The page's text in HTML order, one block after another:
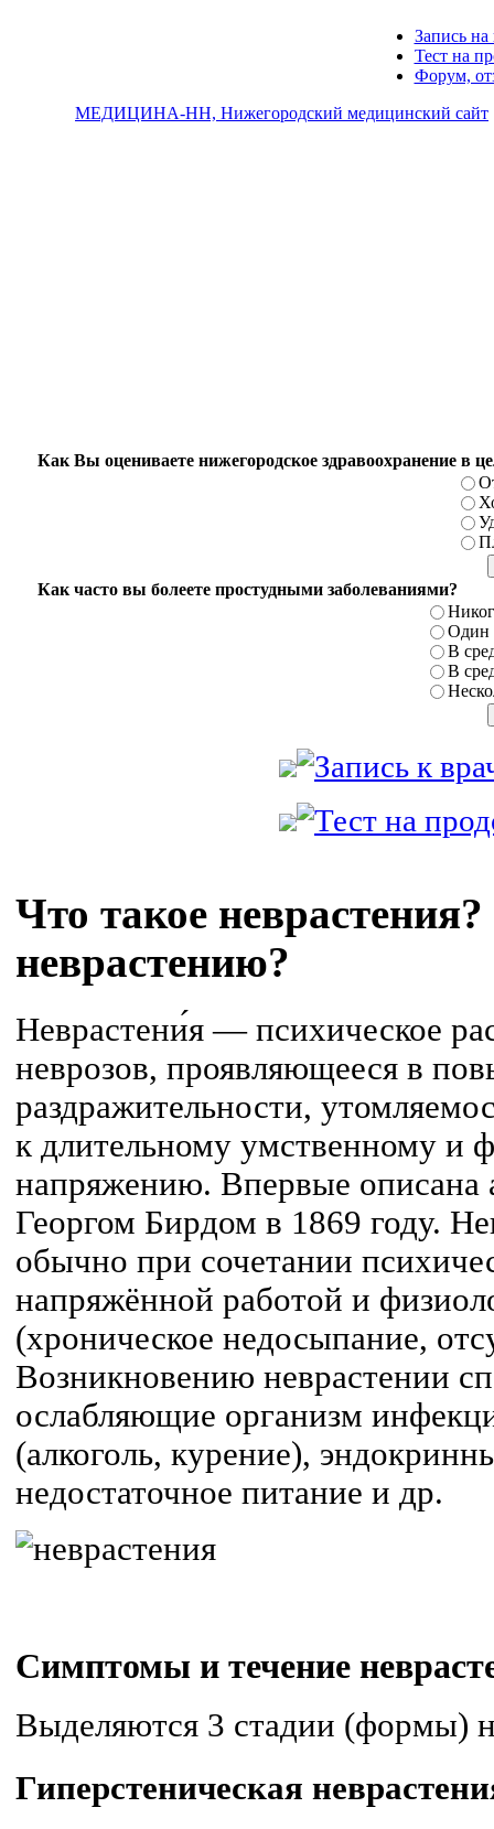
Запись на
Тест на
Форум,
МЕДИЦИНА-НН, Нижегородский медицинский сайт
Как Вы оцениваете нижегородское здравоохранение в
Как часто вы болеете простудными заболеваниями?
Один
В
В
Что такое
неврастению?
Неврастени́я — психическое
неврозов, проявляющееся в
раздражительности,
к длительному умственному и
напряжению. Впервые описана
Георгом Бирдом в 1869 году.
обычно при сочетании
напряжённой работой и
(хроническое недосыпание,
Возникновению неврастении
ослабляющие организм
(алкоголь, курение),
недостаточное питание и др.
Симптомы и течение
Выделяются 3 стадии (формы)
Гиперстеническая